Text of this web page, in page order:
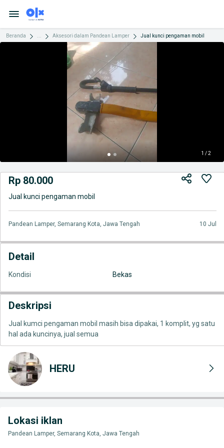
Beranda Aksesori dalam Pandean Lamper Jual kunci pengaman mobil
1 / 2
Rp 80.000
Jual kunci pengaman mobil
Pandean Lamper, Semarang Kota, Jawa Tengah 10 Jul
Detail
Kondisi Bekas
Deskripsi
Jual kumci pengaman mobil masih bisa dipakai, 1 komplit, yg satu
hal ada kuncinya, jual semua
HERU
Lokasi iklan
Pandean Lamper, Semarang Kota, Jawa Tengah